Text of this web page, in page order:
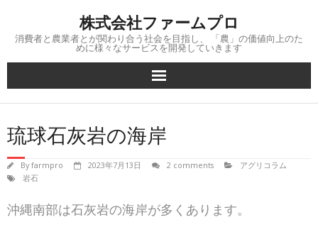
content
株式会社ファームプロ
消費者と農業者とが関わり合う社会を目指し、 「農」の価値向上のた
めに様々なサービスを開発していきます
琉球石灰岩の海岸
Byfarmpro 2023年7月13日 2 comments
アグリコラム
岩石
沖縄南部は石灰岩の海岸が多くあります。